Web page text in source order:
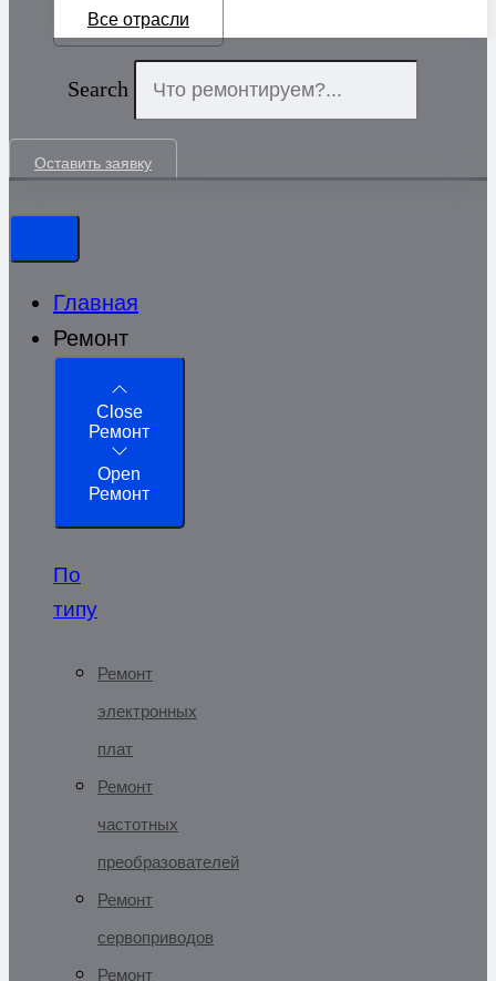
Все отрасли
Search
Оставить заявку
Главная
Ремонт
Close
Ремонт
Open
Ремонт
По
типу
Ремонт
электронных
плат
Ремонт
частотных
преобразователей
Ремонт
сервоприводов
Ремонт